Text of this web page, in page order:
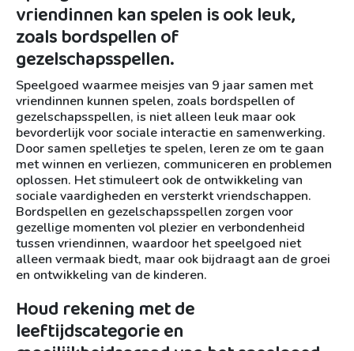
vriendinnen kan spelen is ook leuk,
zoals bordspellen of
gezelschapsspellen.
Speelgoed waarmee meisjes van 9 jaar samen met
vriendinnen kunnen spelen, zoals bordspellen of
gezelschapsspellen, is niet alleen leuk maar ook
bevorderlijk voor sociale interactie en samenwerking.
Door samen spelletjes te spelen, leren ze om te gaan
met winnen en verliezen, communiceren en problemen
oplossen. Het stimuleert ook de ontwikkeling van
sociale vaardigheden en versterkt vriendschappen.
Bordspellen en gezelschapsspellen zorgen voor
gezellige momenten vol plezier en verbondenheid
tussen vriendinnen, waardoor het speelgoed niet
alleen vermaak biedt, maar ook bijdraagt aan de groei
en ontwikkeling van de kinderen.
Houd rekening met de
leeftijdscategorie en